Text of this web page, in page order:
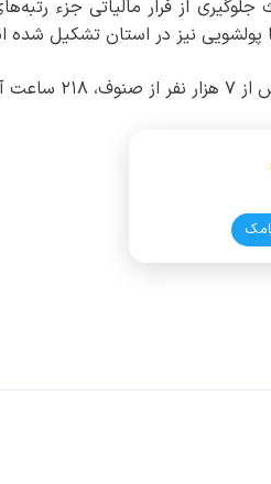
جلوگیری از فرار مالیاتی جزء
پولشویی نیز در استان تشکیل
شده است.